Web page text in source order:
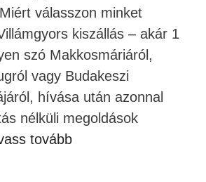
válasszon minket
kiszállás – akár 1
szó Makkosmáriáról,
vagy Budakeszi
hívása után azonnal
nélküli megoldások
tovább